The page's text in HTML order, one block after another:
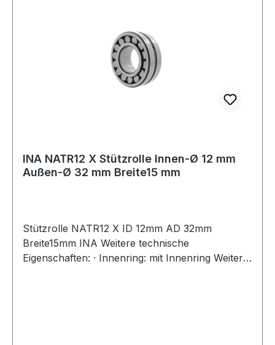
INA NATR12 X Stützrolle Innen-Ø 12 mm
Außen-Ø 32 mm Breite15 mm
Stützrolle NATR12 X ID 12mm AD 32mm
Breite15mm INA Weitere technische
Eigenschaften: · Innenring: mit Innenring Weitere